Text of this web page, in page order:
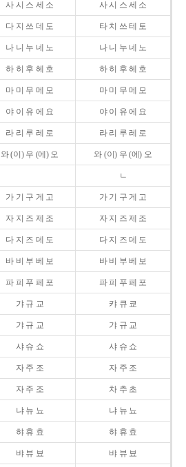
사 시 스 세 소 사 시 스 세 소
다 지 쓰 데 도 타 치 쓰 테 토
나 니 누 네 노 나 니 누 네 노
하 히 후 헤 호 하 히 후 헤 호
마 미 무 메 모 마 미 무 메 모
야 이 유 에 요 야 이 유 에 요
라 리 루 레 로 라 리 루 레 로
와 (이) 우 (에) 오 와 (이) 우 (에) 오
ㄴ
가 기 구 게 고 가 기 구 게 고
자 지 즈 제 조 자 지 즈 제 조
다 지 즈 데 도 다 지 즈 데 도
바 비 부 베 보 바 비 부 베 보
파 피 푸 페 포 파 피 푸 페 포
갸 규 교 캬 큐 쿄
갸 규 교 갸 규 교
샤 슈 쇼 샤 슈 쇼
자 주 조 자 주 조
자 주 조 차 추 초
냐 뉴 뇨 냐 뉴 뇨
햐 휴 효 햐 휴 효
뱌 뷰 뵤 뱌 뷰 뵤